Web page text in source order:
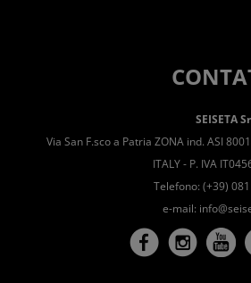
SEISETA
Via San F.sco a Patria ZONA ind. ASI
ITALY - P. IVA
Telefono: (+39)
e-mail: